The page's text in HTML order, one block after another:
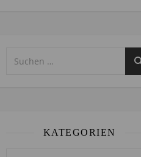
KATEGORIEN